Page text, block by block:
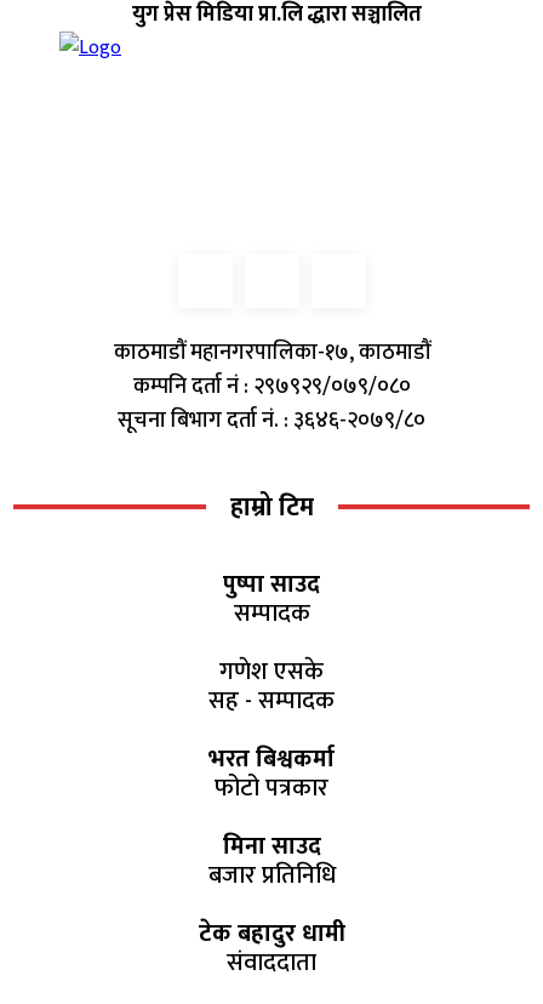
युग प्रेस मिडिया प्रा.लि द्धारा सञ्चालित
काठमाडौं महानगरपालिका-१७, काठमाडौं
कम्पनि दर्ता नं : २९७९२९/०७९/०८०
सूचना बिभाग दर्ता नं. : ३६४६-२०७९/८०
हाम्रो टिम
पुष्पा साउद
सम्पादक
गणेश एसके
सह - सम्पादक
भरत बिश्वकर्मा
फोटो पत्रकार
मिना साउद
बजार प्रतिनिधि
टेक बहादुर धामी
संवाददाता